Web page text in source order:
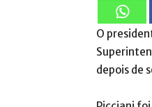
O
depois de